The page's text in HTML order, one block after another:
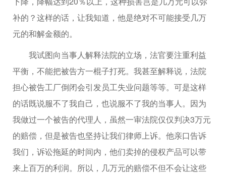
补的？这样的话，让我知道，他是绝对不可能接受几万
元的和解金额的。
我试图向当事人解释法院的立场，法官要注重利益
平衡，不能把被告方一棍子打死。我甚至解释说，法院
担心被告工厂倒闭会引发员工失业问题等等。可是这样
的话既说服不了我自己，也说服不了我的当事人。因为
我做过一个被告的代理人，虽然一审法院仅仅判决3万元
的赔偿，但是被告也坚持让我们律师上诉。他亲口告诉
我们，诉讼拖延的时间内，他们卖掉的侵权产品可以带
来上百万的利润。所以，几万元的赔偿不但不会让这些